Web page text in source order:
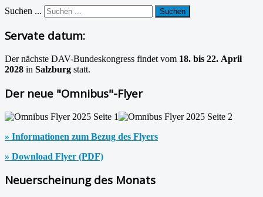
Suchen ... Suchen
Servate datum:
Der nächste DAV-Bundeskongress findet vom 18. bis 22. April
2028 in Salzburg statt.
Der neue "Omnibus"-Flyer
» Informationen zum Bezug des Flyers
» Download Flyer (PDF)
Neuerscheinung des Monats